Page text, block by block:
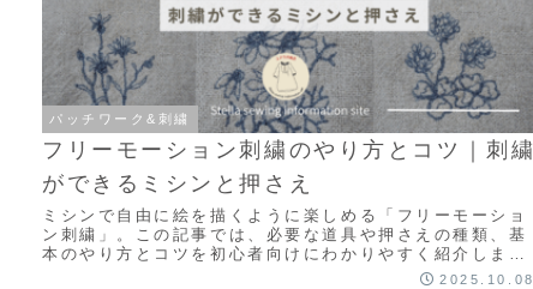
パッチワーク&刺繍
フリーモーション刺繍のやり方とコツ｜刺繍
ができるミシンと押さえ
ミシンで自由に絵を描くように楽しめる「フリーモーショ
ン刺繍」。この記事では、必要な道具や押さえの種類、基
本のやり方とコツを初心者向けにわかりやすく紹介しま
す。オリジナル刺繍を楽しみたい方におすすめです。
2025.10.08